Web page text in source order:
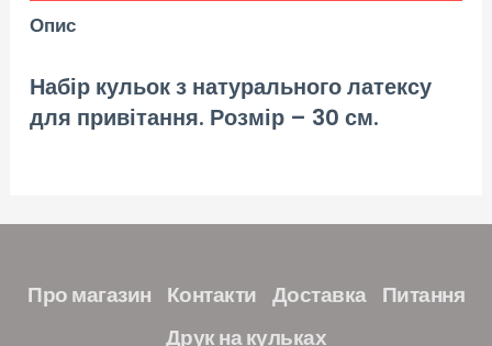
Опис
Набір кульок з натурального латексу
для привітання. Розмір – 30 см.
Про магазин Контакти Доставка Питання
Друк на кульках